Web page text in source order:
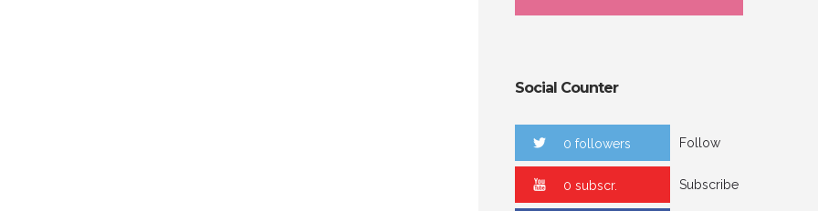
Social Counter
0 followers Follow
0 subscr. Subscribe